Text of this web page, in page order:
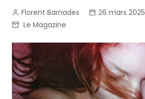
Florent Barnades
26 mars 2025
Le Magazine